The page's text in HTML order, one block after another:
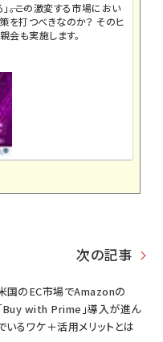
。この激変する市場におい
を打つべきなのか？ そのヒ
会も実施します。
次の記事
国のEC市場でAmazonの
Buy with Prime」導入が進ん
いるワケ＋活用メリットとは